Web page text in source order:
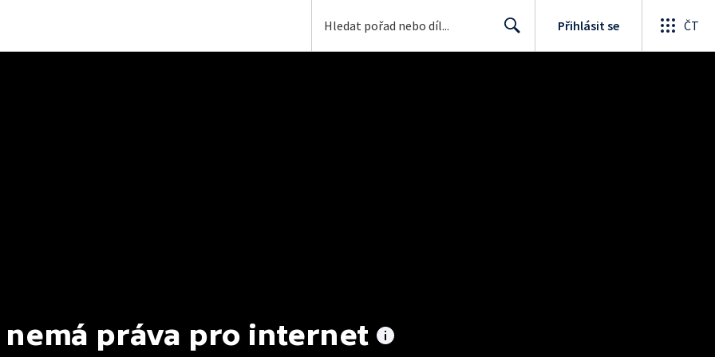
Přihlásit se ČT
nemá práva pro internet